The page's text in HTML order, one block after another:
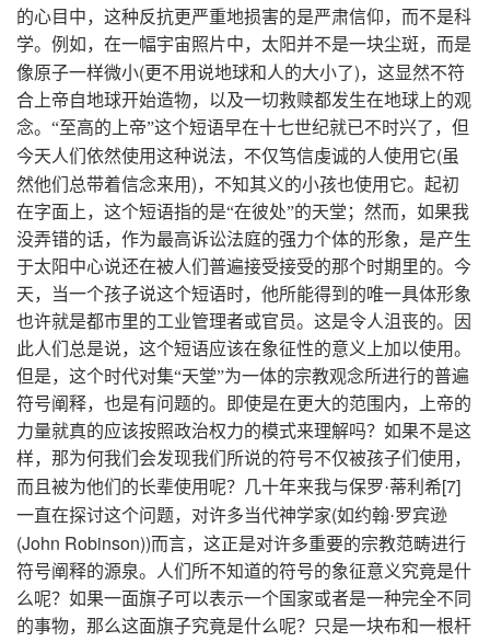
的心目中，这种反抗更严重地损害的是严肃信仰，而不是科
学。例如，在一幅宇宙照片中，太阳并不是一块尘斑，而是
像原子一样微小(更不用说地球和人的大小了)，这显然不符
合上帝自地球开始造物，以及一切救赎都发生在地球上的观
念。“至高的上帝”这个短语早在十七世纪就已不时兴了，但
今天人们依然使用这种说法，不仅笃信虔诚的人使用它(虽
然他们总带着信念来用)，不知其义的小孩也使用它。起初
在字面上，这个短语指的是“在彼处”的天堂；然而，如果我
没弄错的话，作为最高诉讼法庭的强力个体的形象，是产生
于太阳中心说还在被人们普遍接受接受的那个时期里的。今
天，当一个孩子说这个短语时，他所能得到的唯一具体形象
也许就是都市里的工业管理者或官员。这是令人沮丧的。因
此人们总是说，这个短语应该在象征性的意义上加以使用。
但是，这个时代对集“天堂”为一体的宗教观念所进行的普遍
符号阐释，也是有问题的。即使是在更大的范围内，上帝的
力量就真的应该按照政治权力的模式来理解吗？如果不是这
样，那为何我们会发现我们所说的符号不仅被孩子们使用，
而且被为他们的长辈使用呢？几十年来我与保罗·蒂利希[7]
一直在探讨这个问题，对许多当代神学家(如约翰·罗宾逊
(John Robinson))而言，这正是对许多重要的宗教范畴进行
符号阐释的源泉。人们所不知道的符号的象征意义究竟是什
么呢？如果一面旗子可以表示一个国家或者是一种完全不同
的事物，那么这面旗子究竟是什么呢？只是一块布和一根杆